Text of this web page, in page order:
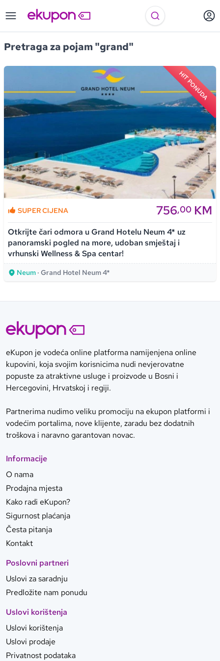
Pretraga za pojam "grand"
HIT PONUDA
SUPER CIJENA 756,00 KM
Otkrijte čari odmora u Grand Hotelu Neum 4* uz
panoramski pogled na more, udoban smještaj i
vrhunski Wellness & Spa centar!
Neum · Grand Hotel Neum 4*
eKupon je vodeća online platforma namijenjena online
kupovini, koja svojim korisnicima nudi nevjerovatne
popuste za atraktivne usluge i proizvode u Bosni i
Hercegovini, Hrvatskoj i regiji.
Partnerima nudimo veliku promociju na ekupon platformi i
vodećim portalima, nove klijente, zaradu bez dodatnih
troškova i naravno garantovan novac.
Informacije
O nama
Prodajna mjesta
Kako radi eKupon?
Sigurnost plaćanja
Česta pitanja
Kontakt
Poslovni partneri
Uslovi za saradnju
Predložite nam ponudu
Uslovi korištenja
Uslovi korištenja
Uslovi prodaje
Privatnost podataka